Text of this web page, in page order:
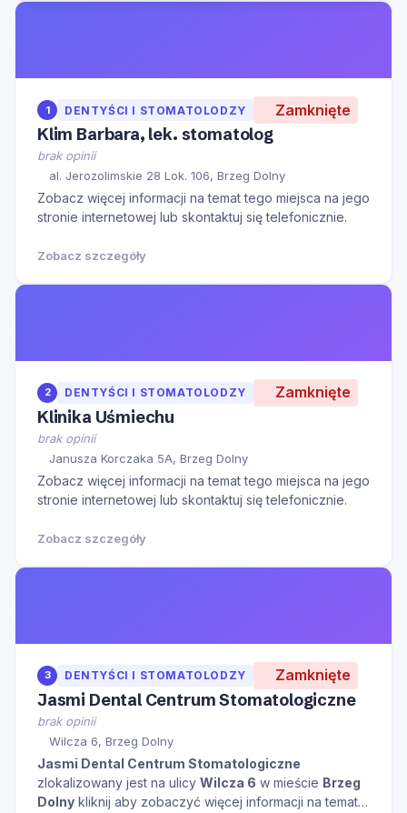
1 DENTYŚCI I STOMATOLODZY Zamknięte
Klim Barbara, lek. stomatolog
brak opinii
al. Jerozolimskie 28 Lok. 106, Brzeg Dolny
Zobacz więcej informacji na temat tego miejsca na jego
stronie internetowej lub skontaktuj się telefonicznie.
Zobacz szczegóły
2 DENTYŚCI I STOMATOLODZY Zamknięte
Klinika Uśmiechu
brak opinii
Janusza Korczaka 5A, Brzeg Dolny
Zobacz więcej informacji na temat tego miejsca na jego
stronie internetowej lub skontaktuj się telefonicznie.
Zobacz szczegóły
3 DENTYŚCI I STOMATOLODZY Zamknięte
Jasmi Dental Centrum Stomatologiczne
brak opinii
Wilcza 6, Brzeg Dolny
Jasmi Dental Centrum Stomatologiczne
zlokalizowany jest na ulicy Wilcza 6 w mieście Brzeg
Dolny kliknij aby zobaczyć więcej informacji na temat